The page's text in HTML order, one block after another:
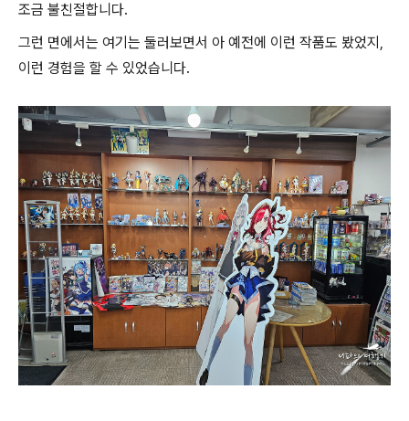
조금 불친절합니다.
그런 면에서는 여기는 둘러보면서 아 예전에 이런 작품도 봤었지,
이런 경험을 할 수 있었습니다.